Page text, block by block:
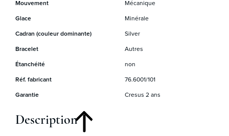
Mouvement Mécanique
Glace Minérale
Cadran (couleur dominante) Silver
Bracelet Autres
Étanchéité non
Réf. fabricant 76.6001/101
Garantie Cresus 2 ans
Description